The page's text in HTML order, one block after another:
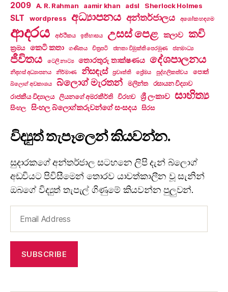
2009 A. R. Rahman aamir khan adsl Sherlock Holmes
SLT wordpress අධ්‍යාපනය අන්තර්ජාලය අශෝක හඳගම
ආදරය ආර්ථිකය ඉතිහාසය උසස් පෙළ කලාව කවි
ක්‍රමය කෙටි කතා ගණිතය චිත්‍රපටි ජනතා විමුක්ති පෙරමුණ ජනමාධ්‍ය
ජීවිතය ටෙලි නාට්‍ය තොරතුරු තාක්ෂණය දේශපාලනය
නිදහස් අධ්‍යාපනය නිර්මාණ නිසඳැස් ප්‍රවෘත්ති ප්‍රේමය පුද්ගලිකත්වය පොත්
බ්ලොග් අවකාශය බ්ලොග් මැරතන් මලින්ත
රසායන විද්‍යාව
රාජකීය විද්‍යාලය
ලියනගේ අමරකීර්ති විරහව ශ්‍රී ලංකාව සාහිත්‍ය
සිංහල සිංහල බ්ලොග්කරුවන්ගේ සංසදය සිරස
විද්‍යුත් තැපෑලෙන් කියවන්න.
සුදාරකගේ අන්තර්ජාල සටහනෙ ලිපි දැන් බ්ලොග්
අඩවියට පිවිසීමෙන් තොරව යාවත්කාලීන වූ සැනින්
ඔබගේ විද්‍යුත් තැපැල් ගිණුමේ කියවන්න පුලුවන්.
Address
SUBSCRIBE